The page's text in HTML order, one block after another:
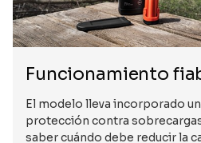
Funcionamiento
El modelo lleva incorporado
protección contra
saber cuándo debe reducir la